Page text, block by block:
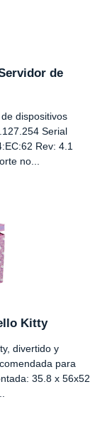
de
dispositivos
Serial
Rev: 4.1
no...
Kitty
divertido y
para
35.8 x 56x52